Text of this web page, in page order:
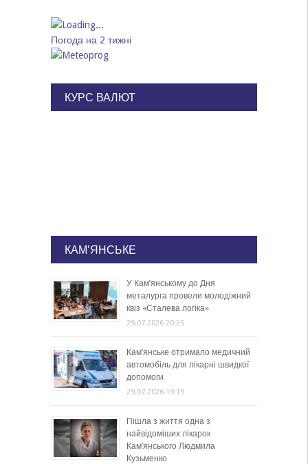
Погода на 2 тижні
КУРС ВАЛЮТ
КАМ'ЯНСЬКЕ
У Кам’янському до Дня
металурга провели молодіжний
квіз «Сталева логіка»
29.07.2026 20:25
Кам’янське отримало медичний
автомобіль для лікарні швидкої
допомоги
29.07.2026 19:19
Пішла з життя одна з
найвідоміших лікарок
Кам’янського Людмила
Кузьменко